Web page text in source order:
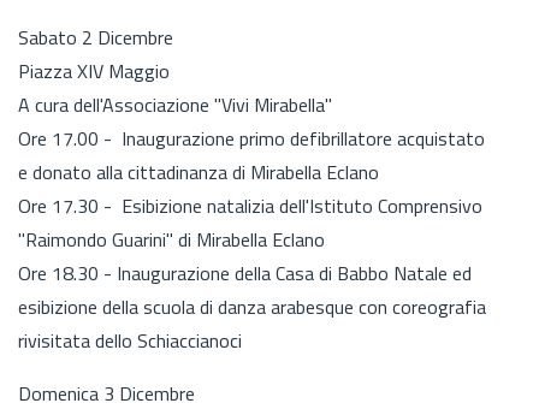
Sabato 2 Dicembre
Piazza XIV Maggio
A cura dell'Associazione "Vivi Mirabella"
Ore 17.00 - Inaugurazione primo defibrillatore acquistato
e donato alla cittadinanza di Mirabella Eclano
Ore 17.30 - Esibizione natalizia dell'Istituto Comprensivo
"Raimondo Guarini" di Mirabella Eclano
Ore 18.30 - Inaugurazione della Casa di Babbo Natale ed
esibizione della scuola di danza arabesque con coreografia
rivisitata dello Schiaccianoci
Domenica 3 Dicembre